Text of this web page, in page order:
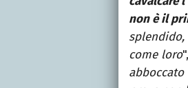
non è il
come loro